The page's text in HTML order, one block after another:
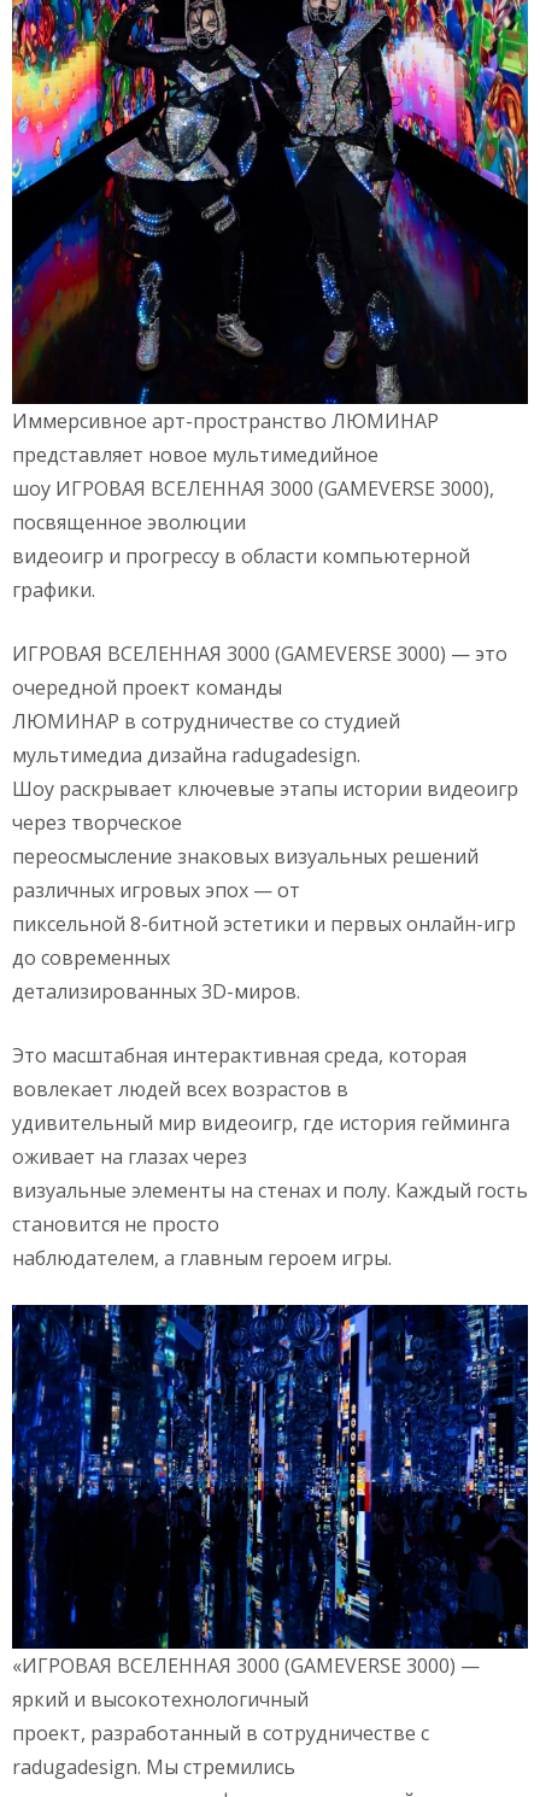
Иммерсивное арт-пространство ЛЮМИНАР
представляет новое мультимедийное
шоу ИГРОВАЯ ВСЕЛЕННАЯ 3000 (GAMEVERSE 3000),
посвященное эволюции
видеоигр и прогрессу в области компьютерной
графики.
ИГРОВАЯ ВСЕЛЕННАЯ 3000 (GAMEVERSE 3000) — это
очередной проект команды
ЛЮМИНАР в сотрудничестве со студией
мультимедиа дизайна radugadesign.
Шоу раскрывает ключевые этапы истории видеоигр
через творческое
переосмысление знаковых визуальных решений
различных игровых эпох — от
пиксельной 8-битной эстетики и первых онлайн-игр
до современных
детализированных 3D-миров.
Это масштабная интерактивная среда, которая
вовлекает людей всех возрастов в
удивительный мир видеоигр, где история гейминга
оживает на глазах через
визуальные элементы на стенах и полу. Каждый гость
становится не просто
наблюдателем, а главным героем игры.
«ИГРОВАЯ ВСЕЛЕННАЯ 3000 (GAMEVERSE 3000) —
яркий и высокотехнологичный
проект, разработанный в сотрудничестве с
radugadesign. Мы стремились